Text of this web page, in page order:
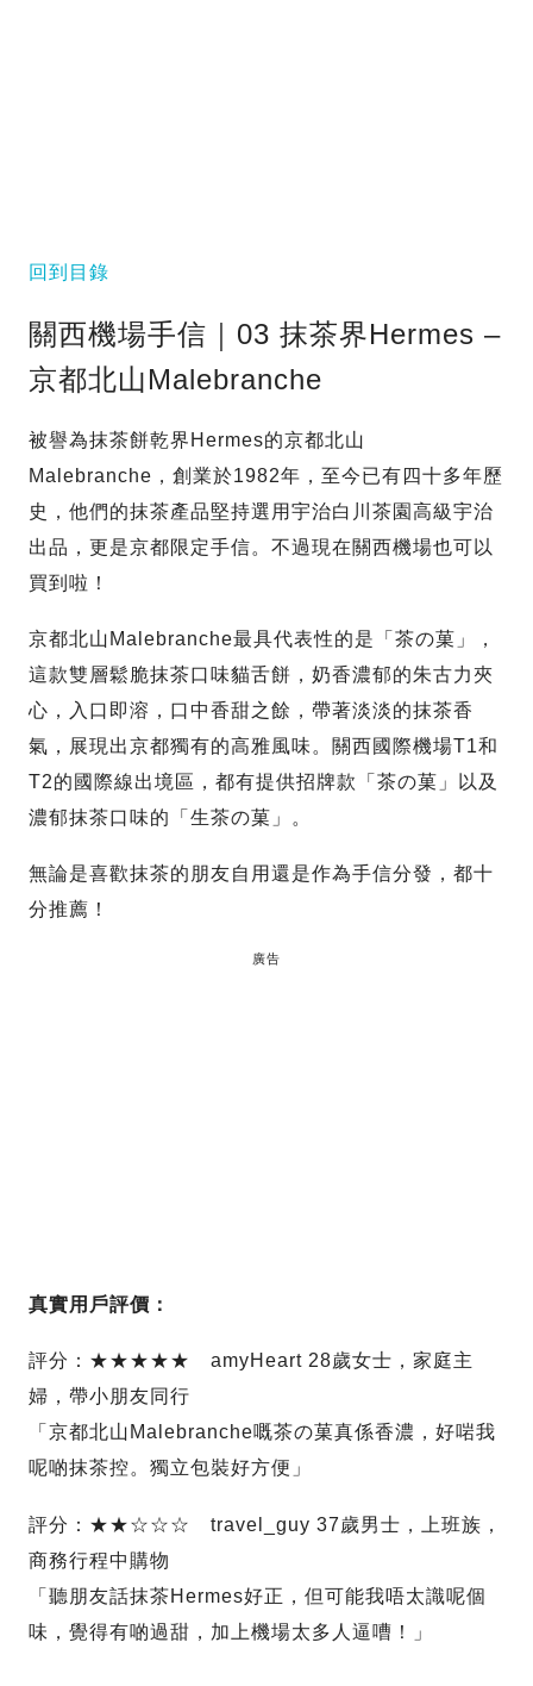
回到目錄
關西機場手信｜03 抹茶界Hermes –
京都北山Malebranche
被譽為抹茶餅乾界Hermes的京都北山
Malebranche，創業於1982年，至今已有四十多年歷
史，他們的抹茶產品堅持選用宇治白川茶園高級宇治
出品，更是京都限定手信。不過現在關西機場也可以
買到啦！
京都北山Malebranche最具代表性的是「茶の菓」，
這款雙層鬆脆抹茶口味貓舌餅，奶香濃郁的朱古力夾
心，入口即溶，口中香甜之餘，帶著淡淡的抹茶香
氣，展現出京都獨有的高雅風味。關西國際機場T1和
T2的國際線出境區，都有提供招牌款「茶の菓」以及
濃郁抹茶口味的「生茶の菓」。
無論是喜歡抹茶的朋友自用還是作為手信分發，都十
分推薦！
廣告
真實用戶評價：
評分：★★★★★ amyHeart 28歲女士，家庭主
婦，帶小朋友同行
「京都北山Malebranche嘅茶の菓真係香濃，好啱我
呢啲抹茶控。獨立包裝好方便」
評分：★★☆☆☆ travel_guy 37歲男士，上班族，
商務行程中購物
「聽朋友話抹茶Hermes好正，但可能我唔太識呢個
味，覺得有啲過甜，加上機場太多人逼嘈！」